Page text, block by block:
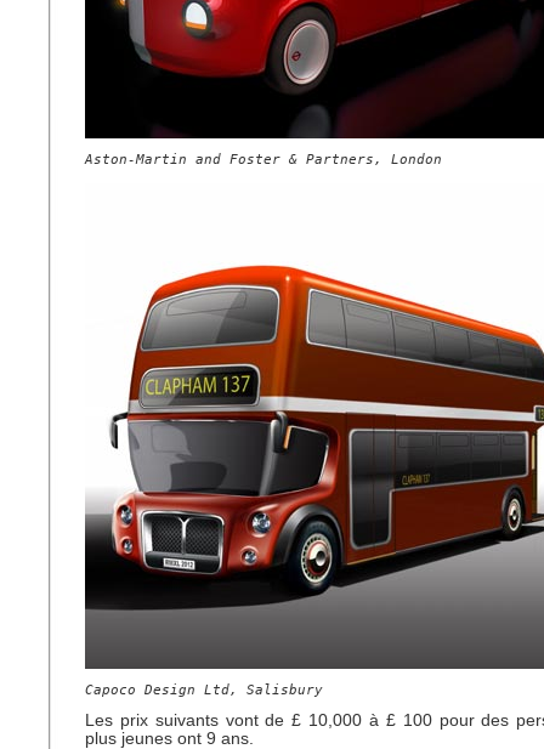
Aston-Martin and Foster & Partners, London
Capoco Design Ltd, Salisbury
Les prix suivants vont de £ 10,000 à £ 100 pour des
plus jeunes ont 9 ans.